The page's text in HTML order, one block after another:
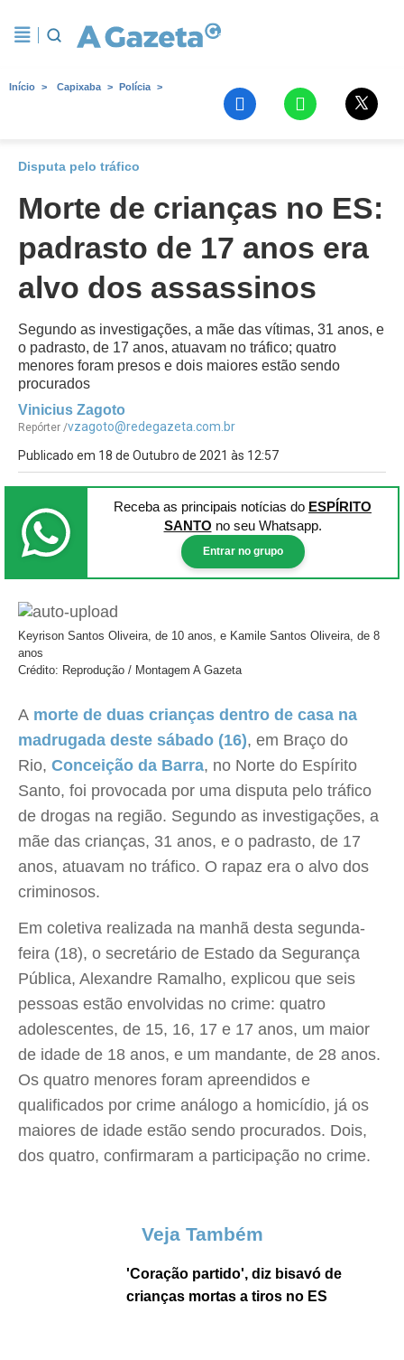
Início Capixaba Polícia
Disputa pelo tráfico
Morte de crianças no ES:
padrasto de 17 anos era
alvo dos assassinos
Segundo as investigações, a mãe das vítimas, 31 anos, e
o padrasto, de 17 anos, atuavam no tráfico; quatro
menores foram presos e dois maiores estão sendo
procurados
Vinicius Zagoto
Repórter /vzagoto@redegazeta.com.br
Publicado em 18 de Outubro de 2021 às 12:57
Receba as principais notícias do ESPÍRITO
SANTO no seu Whatsapp.
Entrar no grupo
Keyrison Santos Oliveira, de 10 anos, e Kamile Santos Oliveira, de 8
anos
Crédito: Reprodução / Montagem A Gazeta
A morte de duas crianças dentro de casa na
madrugada deste sábado (16), em Braço do
Rio, Conceição da Barra, no Norte do Espírito
Santo, foi provocada por uma disputa pelo tráfico
de drogas na região. Segundo as investigações, a
mãe das crianças, 31 anos, e o padrasto, de 17
anos, atuavam no tráfico. O rapaz era o alvo dos
criminosos.
Em coletiva realizada na manhã desta segunda-
feira (18), o secretário de Estado da Segurança
Pública, Alexandre Ramalho, explicou que seis
pessoas estão envolvidas no crime: quatro
adolescentes, de 15, 16, 17 e 17 anos, um maior
de idade de 18 anos, e um mandante, de 28 anos.
Os quatro menores foram apreendidos e
qualificados por crime análogo a homicídio, já os
maiores de idade estão sendo procurados. Dois,
dos quatro, confirmaram a participação no crime.
Veja Também
'Coração partido', diz bisavó de
crianças mortas a tiros no ES